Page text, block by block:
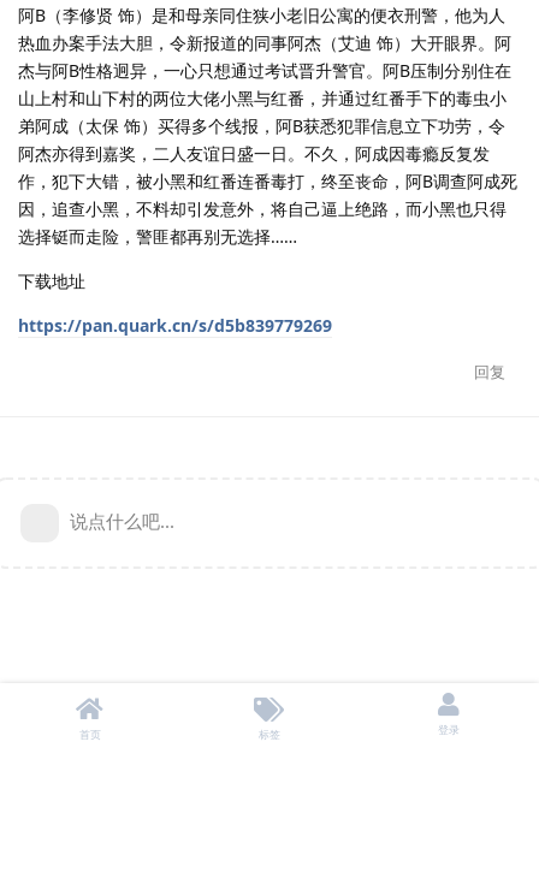
阿B（李修贤 饰）是和母亲同住狭小老旧公寓的便衣刑警，他为人
热血办案手法大胆，令新报道的同事阿杰（艾迪 饰）大开眼界。阿
杰与阿B性格迥异，一心只想通过考试晋升警官。阿B压制分别住在
山上村和山下村的两位大佬小黑与红番，并通过红番手下的毒虫小
弟阿成（太保 饰）买得多个线报，阿B获悉犯罪信息立下功劳，令
阿杰亦得到嘉奖，二人友谊日盛一日。不久，阿成因毒瘾反复发
作，犯下大错，被小黑和红番连番毒打，终至丧命，阿B调查阿成死
因，追查小黑，不料却引发意外，将自己逼上绝路，而小黑也只得
选择铤而走险，警匪都再别无选择……
下载地址
https://pan.quark.cn/s/d5b839779269
回复
说点什么吧...
首页 标签 登录